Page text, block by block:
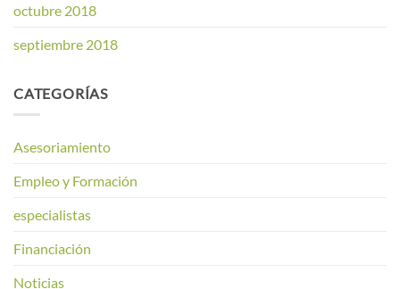
octubre 2018
septiembre 2018
CATEGORÍAS
Asesoriamiento
Empleo y Formación
especialistas
Financiación
Noticias